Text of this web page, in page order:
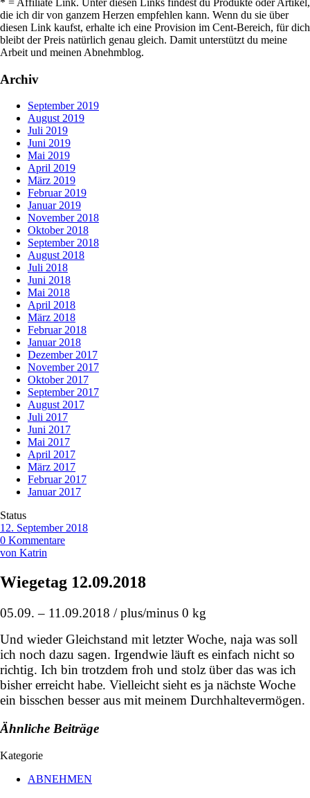
die ich dir von ganzem Herzen empfehlen kann. Wenn du sie über
diesen Link kaufst, erhalte ich eine Provision im Cent-Bereich, für dich
bleibt der Preis natürlich genau gleich. Damit unterstützt du meine
Arbeit und meinen Abnehmblog.
Archiv
September 2019
August 2019
Juli 2019
Juni 2019
Mai 2019
April 2019
März 2019
Februar 2019
Januar 2019
November 2018
Oktober 2018
September 2018
August 2018
Juli 2018
Juni 2018
Mai 2018
April 2018
März 2018
Februar 2018
Januar 2018
Dezember 2017
November 2017
Oktober 2017
September 2017
August 2017
Juli 2017
Juni 2017
Mai 2017
April 2017
März 2017
Februar 2017
Januar 2017
Status
12. September 2018
0 Kommentare
von Katrin
Wiegetag 12.09.2018
05.09. – 11.09.2018 / plus/minus 0 kg
Und wieder Gleichstand mit letzter Woche, naja was soll
ich noch dazu sagen. Irgendwie läuft es einfach nicht so
richtig. Ich bin trotzdem froh und stolz über das was ich
bisher erreicht habe. Vielleicht sieht es ja nächste Woche
ein bisschen besser aus mit meinem Durchhaltevermögen.
Ähnliche Beiträge
Kategorie
ABNEHMEN